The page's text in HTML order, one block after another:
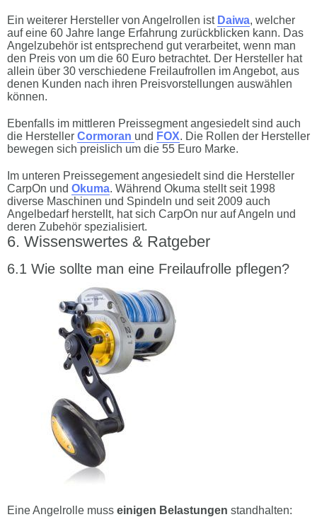
Ein weiterer Hersteller von Angelrollen ist Daiwa, welcher
auf eine 60 Jahre lange Erfahrung zurückblicken kann. Das
Angelzubehör ist entsprechend gut verarbeitet, wenn man
den Preis von um die 60 Euro betrachtet. Der Hersteller hat
allein über 30 verschiedene Freilaufrollen im Angebot, aus
denen Kunden nach ihren Preisvorstellungen auswählen
können.
Ebenfalls im mittleren Preissegment angesiedelt sind auch
die Hersteller Cormoran und FOX. Die Rollen der Hersteller
bewegen sich preislich um die 55 Euro Marke.
Im unteren Preissegement angesiedelt sind die Hersteller
CarpOn und Okuma. Während Okuma stellt seit 1998
diverse Maschinen und Spindeln und seit 2009 auch
Angelbedarf herstellt, hat sich CarpOn nur auf Angeln und
deren Zubehör spezialisiert.
Wissenswertes & Ratgeber
Wie sollte man eine Freilaufrolle pflegen?
Eine Angelrolle muss einigen Belastungen standhalten: